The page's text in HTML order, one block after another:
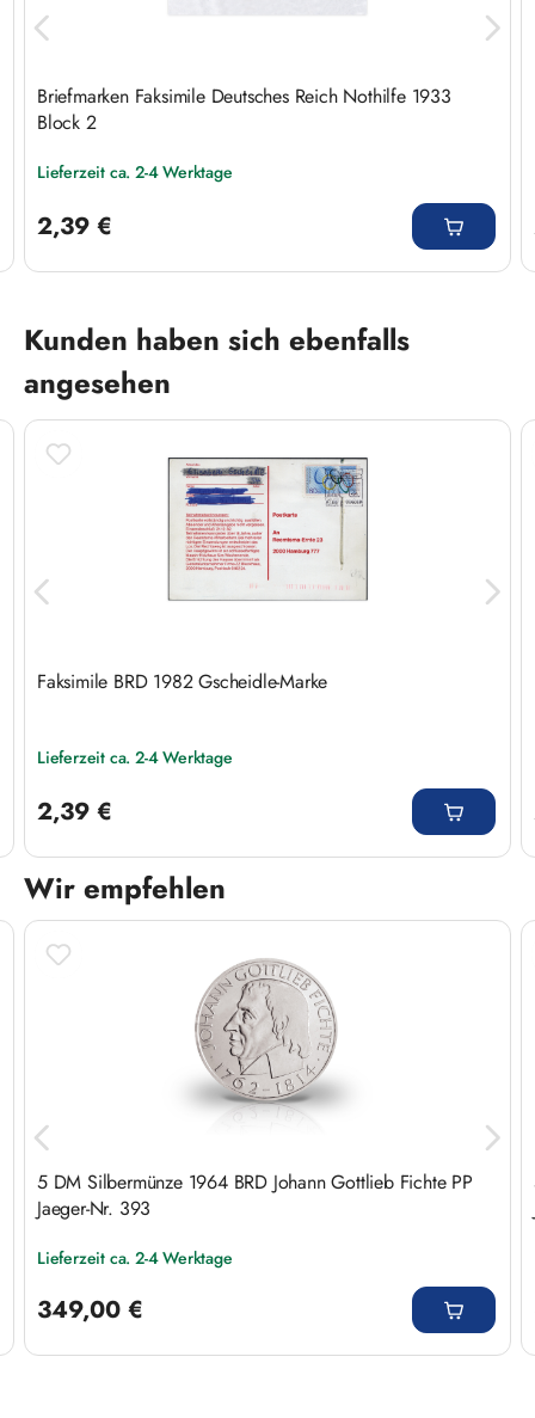
Briefmarken Faksimile Deutsches Reich Nothilfe 1933
Block 2
Lieferzeit ca. 2-4 Werktage
2,39 €
Produktgalerie überspringen
Kunden haben sich ebenfalls
angesehen
Faksimile BRD 1982 Gscheidle-Marke
Lieferzeit ca. 2-4 Werktage
2,39 €
Wir empfehlen
Produktgalerie überspringen
5 DM Silbermünze 1964 BRD Johann Gottlieb Fichte PP
Jaeger-Nr. 393
Lieferzeit ca. 2-4 Werktage
349,00 €